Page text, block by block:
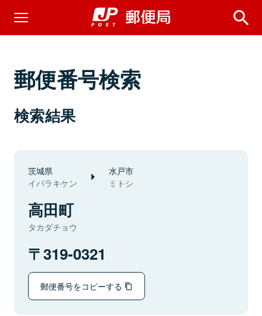
郵便番号検索
検索結果
茨城県
イバラキケン
水戸市
ミトシ
高田町
タカダチョウ
319-0321
郵便番号をコピーする